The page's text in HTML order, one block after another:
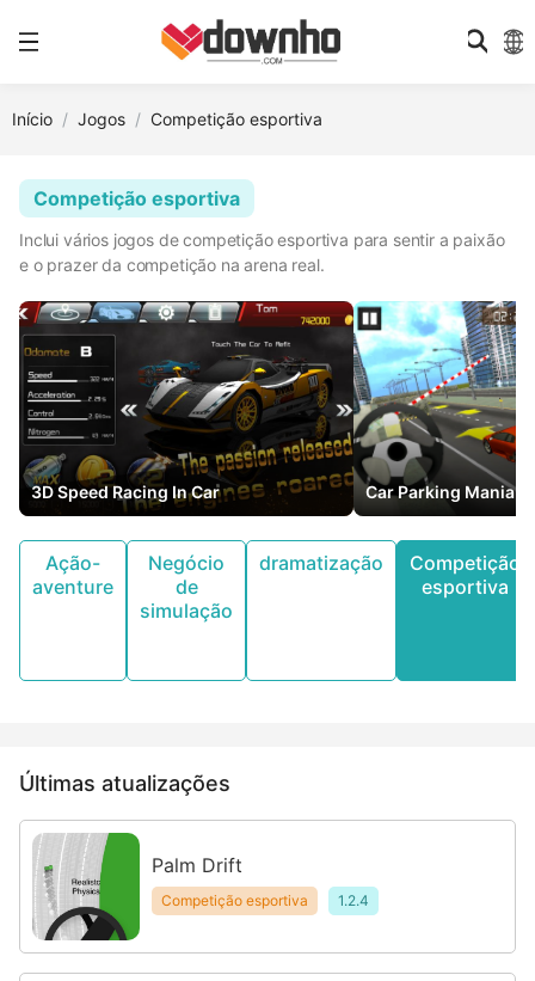
Início Jogos Competição esportiva
Competição esportiva
Inclui vários jogos de competição esportiva para sentir a paixão
e o prazer da competição na arena real.
3D Speed Racing In Car Car Parking Mania
Ação-
aventure
Negócio
de
simulação
dramatização
Competição
esportiva
Últimas atualizações
Palm Drift
Competição esportiva 1.2.4